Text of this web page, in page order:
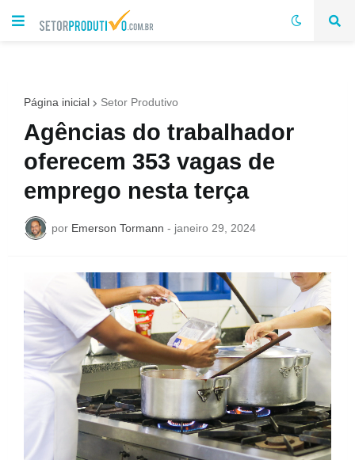
Página inicial Setor Produtivo
Agências do trabalhador
oferecem 353 vagas de
emprego nesta terça
por Emerson Tormann - janeiro 29, 2024